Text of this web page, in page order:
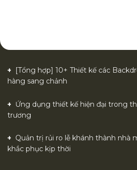
[Tổng hợp] 10+ Thiết kế các
hàng sang chảnh
Ứng dụng thiết kế hiện đại trong
trương
Quản trị rủi ro lễ khánh thành nhà
khắc phục kịp thời